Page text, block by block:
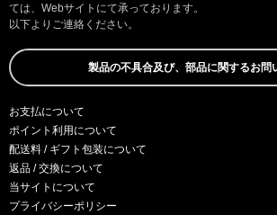
ては、Webサイトにて承っております。
以下よりご連絡ください。
製品の不具合及び、部品に関するお問
お支払について
ポイント利用について
配送料 / ギフト包装について
返品 / 交換について
当サイトについて
プライバシーポリシー